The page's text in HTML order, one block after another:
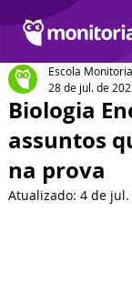
Biologia
assuntos
na prova
Escola
28 de jul. de
Atualizado: 4 de jul.